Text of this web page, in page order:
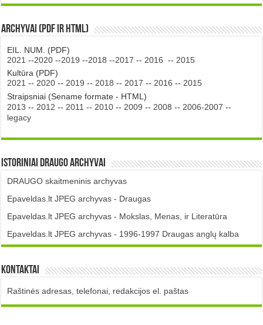
Archyvai (PDF ir HTML)
EIL. NUM. (PDF)
2021 --2020 --2019 --2018 --2017 -- 2016 -- 2015
Kultūra (PDF)
2021 -- 2020 -- 2019 -- 2018 -- 2017 -- 2016 -- 2015
Straipsniai (Sename formate - HTML)
2013 -- 2012 -- 2011 -- 2010 -- 2009 -- 2008 -- 2006-2007 --
legacy
Istoriniai DRAUGO Archyvai
DRAUGO skaitmeninis archyvas
Epaveldas.lt JPEG archyvas - Draugas
Epaveldas.lt JPEG archyvas - Mokslas, Menas, ir Literatūra
Epaveldas.lt JPEG archyvas - 1996-1997 Draugas anglų kalba
Kontaktai
Raštinės adresas, telefonai, redakcijos el. paštas